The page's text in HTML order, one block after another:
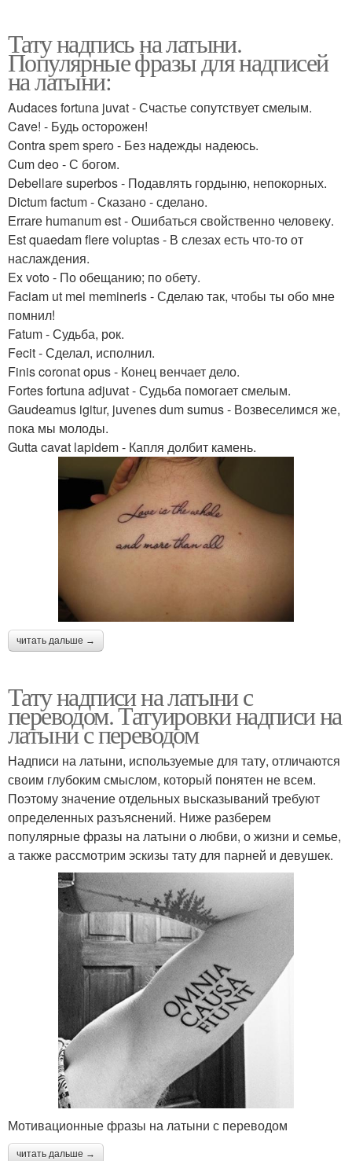
Тату надпись на латыни.
Популярные фразы для надписей
на латыни:
Audaces fortuna juvat - Счастье сопутствует смелым.
Cave! - Будь осторожен!
Contra spem spero - Без надежды надеюсь.
Cum deo - С богом.
Debellare superbos - Подавлять гордыню, непокорных.
Dictum factum - Сказано - сделано.
Еrrаrе humanum est - Ошибаться свойственно человеку.
Est quaedam flere voluptas - В слезах есть что-то от
наслаждения.
Ex voto - По обещанию; по обету.
Faciam ut mei memineris - Сделаю так, чтобы ты обо мне
помнил!
Fatum - Судьба, рок.
Fecit - Сделал, исполнил.
Finis coronat opus - Конец венчает дело.
Fortes fortuna adjuvat - Судьба помогает смелым.
Gaudeamus igitur, juvenes dum sumus - Возвеселимся же,
пока мы молоды.
Gutta cavat lapidem - Капля долбит камень.
читать дальше →
Тату надписи на латыни с
переводом. Татуировки надписи на
латыни с переводом
Надписи на латыни, используемые для тату, отличаются
своим глубоким смыслом, который понятен не всем.
Поэтому значение отдельных высказываний требуют
определенных разъяснений. Ниже разберем
популярные фразы на латыни о любви, о жизни и семье,
а также рассмотрим эскизы тату для парней и девушек.
Мотивационные фразы на латыни с переводом
читать дальше →